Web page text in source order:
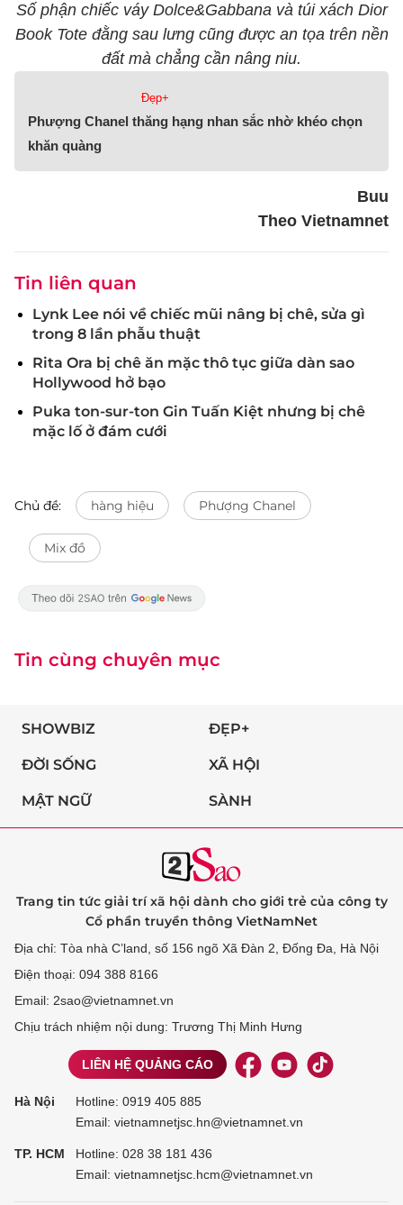
Số phận chiếc váy Dolce&Gabbana và túi xách Dior
Book Tote đằng sau lưng cũng được an tọa trên nền
đất mà chẳng cần nâng niu.
Đẹp+
Phượng Chanel thăng hạng nhan sắc nhờ khéo chọn
khăn quàng
Buu
Theo Vietnamnet
Tin liên quan
Lynk Lee nói về chiếc mũi nâng bị chê, sửa gì
trong 8 lần phẫu thuật
Rita Ora bị chê ăn mặc thô tục giữa dàn sao
Hollywood hở bạo
Puka ton-sur-ton Gin Tuấn Kiệt nhưng bị chê
mặc lố ở đám cưới
Chủ đề: hàng hiệu Phượng Chanel
Mix đồ
Tin cùng chuyên mục
SHOWBIZ ĐẸP+
ĐỜI SỐNG XÃ HỘI
MẬT NGỮ SÀNH
Trang tin tức giải trí xã hội dành cho giới trẻ của công ty
Cổ phần truyền thông VietNamNet
Địa chỉ: Tòa nhà C’land, số 156 ngõ Xã Đàn 2, Đống Đa, Hà Nội
Điện thoại: 094 388 8166
Email: 2sao@vietnamnet.vn
Chịu trách nhiệm nội dung: Trương Thị Minh Hưng
LIÊN HỆ QUẢNG CÁO
Hà Nội Hotline: 0919 405 885
Email: vietnamnetjsc.hn@vietnamnet.vn
TP. HCM Hotline: 028 38 181 436
Email: vietnamnetjsc.hcm@vietnamnet.vn